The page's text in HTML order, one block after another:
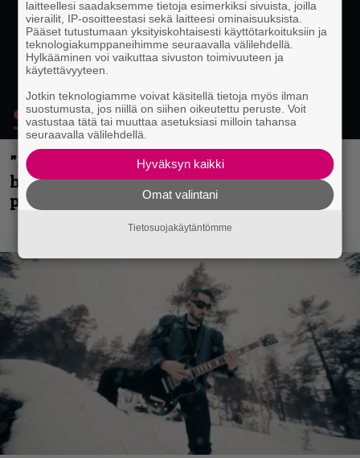
”Mitalini näyttää ihan plektralta” –
huippu-uimari jamittelee Megadethiä
palkinnollaan
laitteellesi saadaksemme tietoja esimerkiksi sivuista, joilla
vierailit, IP-osoitteestasi sekä laitteesi ominaisuuksista.
Pääset tutustumaan yksityiskohtaisesti käyttötarkoituksiin ja
teknologiakumppaneihimme seuraavalla välilehdellä.
Hylkääminen voi vaikuttaa sivuston toimivuuteen ja
käytettävyyteen.
Jotkin teknologiamme voivat käsitellä tietoja myös ilman
suostumusta, jos niillä on siihen oikeutettu peruste. Voit
vastustaa tätä tai muuttaa asetuksiasi milloin tahansa
seuraavalla välilehdellä.
Hyväksyn kaikki
Omat valintani
Tietosuojakäytäntömme